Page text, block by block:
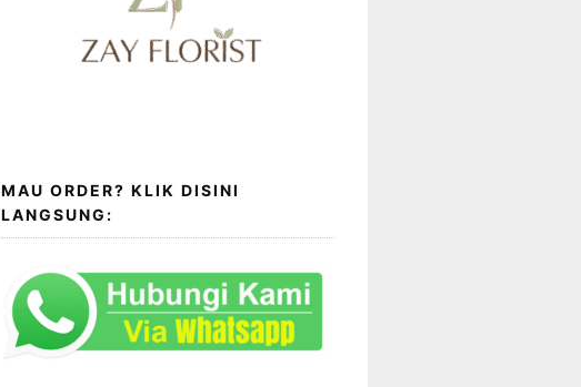
MAU ORDER? KLIK DISINI
LANGSUNG: